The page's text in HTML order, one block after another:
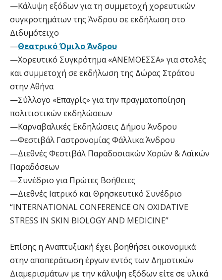
—Κάλυψη εξόδων για τη συμμετοχή χορευτικών
συγκροτημάτων της Άνδρου σε εκδήλωση στο
Διδυμότειχο
—Θεατρικό Όμιλο Άνδρου
—Χορευτικό Συγκρότημα «ΑΝΕΜΟΕΣΣΑ» για στολές
και συμμετοχή σε εκδήλωση της Δώρας Στράτου
στην Αθήνα
—Σύλλογο «Επαγρίς» για την πραγματοποίηση
πολιτιστικών εκδηλώσεων
—Καρναβαλικές Εκδηλώσεις Δήμου Άνδρου
—Φεστιβάλ Γαστρονομίας Φάλλικα Άνδρου
—Διεθνές Φεστιβάλ Παραδοσιακών Χορών & Λαϊκών
Παραδόσεων
—Συνέδριο για Πρώτες Βοήθειες
—Διεθνές Ιατρικό και Θρησκευτικό Συνέδριο
“INTERNATIONAL CONFERENCE ON OXIDATIVE
STRESS IN SKIN BIOLOGY AND MEDICINE”
Επίσης η Αναπτυξιακή έχει βοηθήσει οικονομικά
στην αποπεράτωση έργων εντός των Δημοτικών
Διαμερισμάτων με την κάλυψη εξόδων είτε σε υλικά